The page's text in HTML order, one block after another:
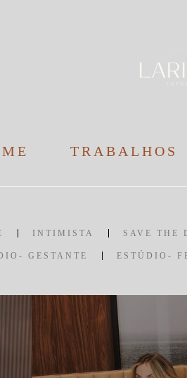
TRABALHOS
INTIMISTA SAVE THE
GESTANTE ESTÚDIO-